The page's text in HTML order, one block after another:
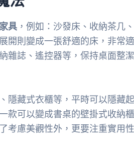
具 ，例如：沙發床、收納茶几
開則變成一張舒適的床，非常
雜誌、遙控器等，保持桌面整
隱藏式衣櫃等，平時可以隱藏
款可以變成書桌的壁掛式收納
考慮美觀性外，更要注重實用